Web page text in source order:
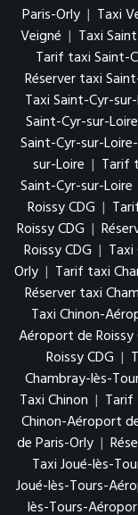
Paris-Orly | Taxi
Veigné | Taxi
Tarif taxi Saint-
Réserver taxi
Taxi Saint-Cyr-
Saint-Cyr-sur-
Saint-Cyr-sur-
sur-Loire | Tarif
Saint-Cyr-sur-Loire
Roissy CDG |
Roissy CDG |
Roissy CDG |
Orly | Tarif taxi
Réserver taxi
Taxi Chinon-
Aéroport de Roissy
Roissy CDG |
Chambray-lès-
Taxi Chinon | Tarif
Chinon-Aéroport
de Paris-Orly |
Taxi Joué-lès-
Joué-lès-Tours-
lès-Tours-